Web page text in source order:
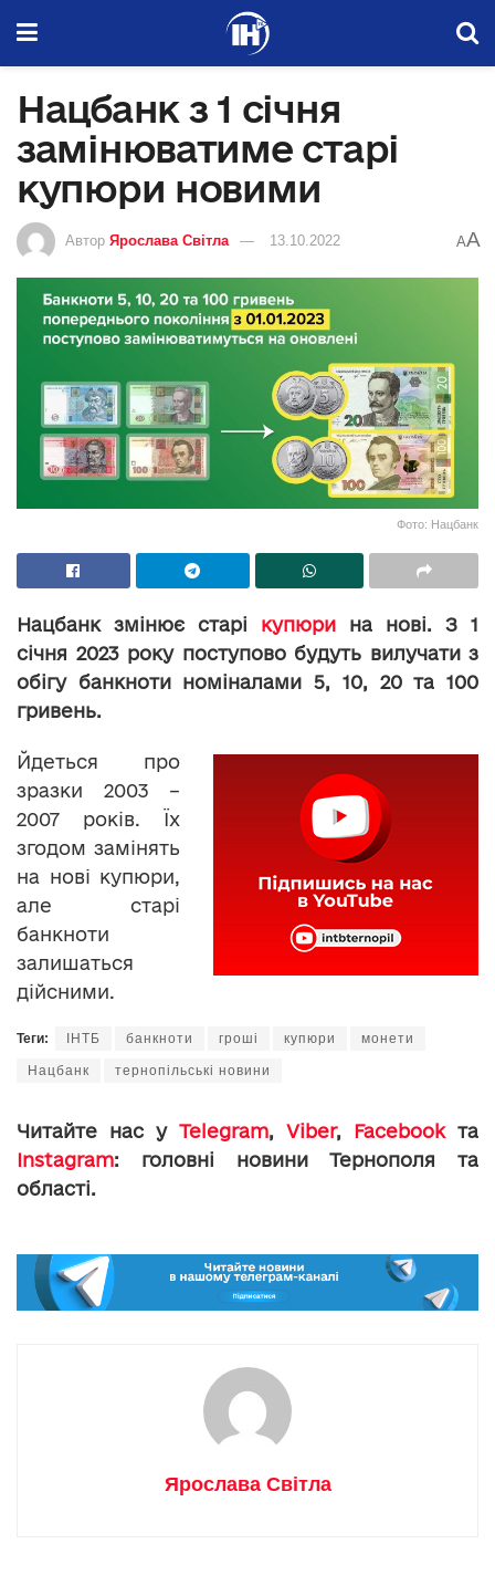
Нацбанк з 1 січня
замінюватиме старі
купюри новими
Автор Ярослава Світла 13.10.2022 AA
Фото: Нацбанк
Нацбанк змінює старі купюри на нові. З 1
січня 2023 року поступово будуть вилучати з
обігу банкноти номіналами 5, 10, 20 та 100
гривень.
Йдеться про
зразки 2003 –
2007 років. Їх
згодом замінять
на нові купюри,
але старі
банкноти
залишаться
дійсними.
Теги: ІНТБ банкноти гроші купюри монети
Нацбанк тернопільські новини
Читайте нас у Telegram, Viber, Facebookта
Instagram: головні новини Тернополя та
області.
Ярослава Світла